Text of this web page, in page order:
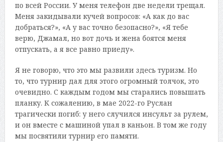
по всей России. У меня телефон две недели трещал.
Меня закидывали кучей вопросов: «А как до вас
добраться?», «А у вас точно безопасно?», «Я тебе
верю, Джамал, но вот дочь и жена боятся меня
отпускать, а я все равно приеду».
Я не говорю, что это мы развили здесь туризм. Но
то, что турнир дал для этого огромный толчок, это
очевидно. С каждым годом мы старались повышать
планку. К сожалению, в мае 2022-го Руслан
трагически погиб: у него случился инсульт за рулем,
и он вместе с машиной упал в каньон. В том же году
мы посвятили турнир его памяти.